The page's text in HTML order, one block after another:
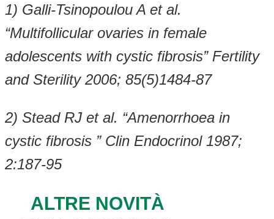
1) Galli-Tsinopoulou A et al.
“Multifollicular ovaries in female
adolescents with cystic fibrosis” Fertility
and Sterility 2006; 85(5)1484-87
2) Stead RJ et al. “Amenorrhoea in
cystic fibrosis ” Clin Endocrinol 1987;
2:187-95
ALTRE NOVITÀ